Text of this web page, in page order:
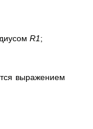
R1;
выражением